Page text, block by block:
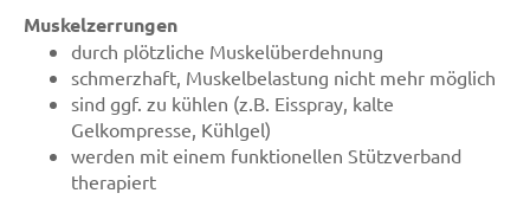
Muskelzerrungen
durch plötzliche Muskelüberdehnung
schmerzhaft, Muskelbelastung nicht mehr möglich
sind ggf. zu kühlen (z.B. Eisspray, kalte
Gelkompresse, Kühlgel)
werden mit einem funktionellen Stützverband
therapiert